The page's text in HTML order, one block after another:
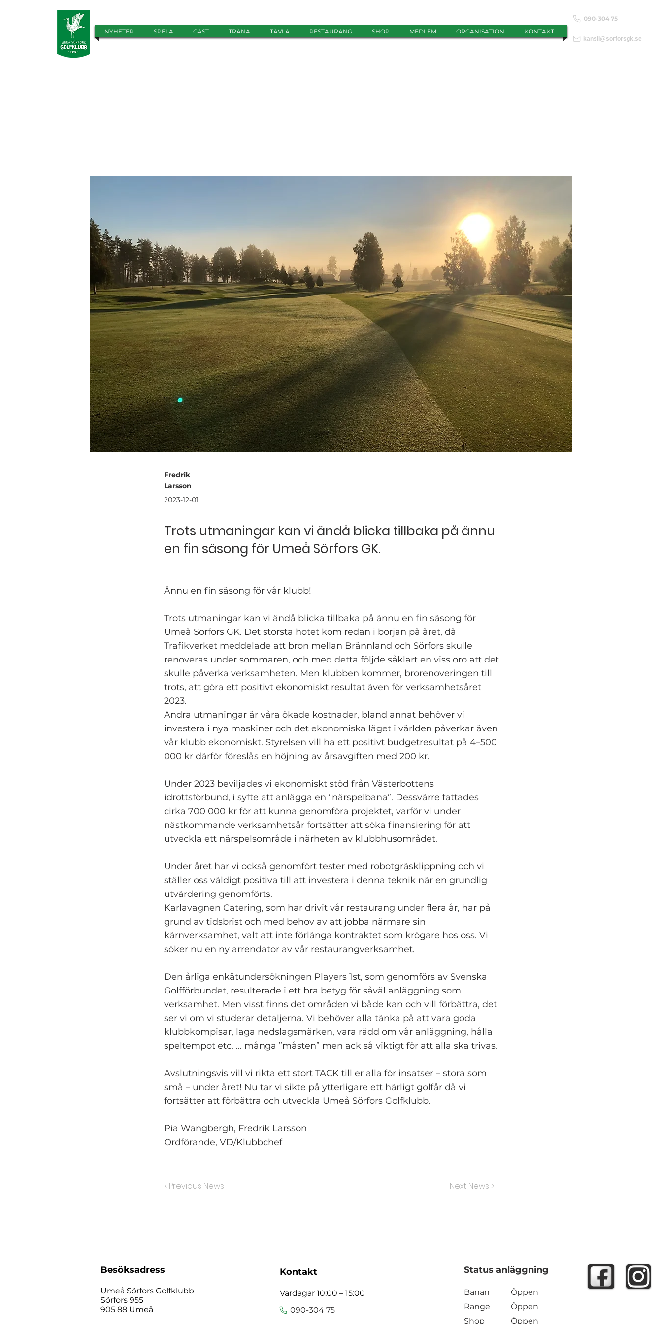
NYHETER SPELA GÄST TRÄNA TÄVLA RESTAURANG SHOP MEDLEM ORGANISATION KONTAKT
090-304 75
kansli@sorforsgk.se
Fredrik
Larsson
2023-12-01
Trots utmaningar kan vi ändå blicka tillbaka på ännu
en fin säsong för Umeå Sörfors GK.
Ännu en fin säsong för vår klubb!
Trots utmaningar kan vi ändå blicka tillbaka på ännu en fin säsong för
Umeå Sörfors GK. Det största hotet kom redan i början på året, då
Trafikverket meddelade att bron mellan Brännland och Sörfors skulle
renoveras under sommaren, och med detta följde såklart en viss oro att det
skulle påverka verksamheten. Men klubben kommer, brorenoveringen till
trots, att göra ett positivt ekonomiskt resultat även för verksamhetsåret
2023.
Andra utmaningar är våra ökade kostnader, bland annat behöver vi
investera i nya maskiner och det ekonomiska läget i världen påverkar även
vår klubb ekonomiskt. Styrelsen vill ha ett positivt budgetresultat på 4–500
000 kr därför föreslås en höjning av årsavgiften med 200 kr.
Under 2023 beviljades vi ekonomiskt stöd från Västerbottens
idrottsförbund, i syfte att anlägga en ”närspelbana”. Dessvärre fattades
cirka 700 000 kr för att kunna genomföra projektet, varför vi under
nästkommande verksamhetsår fortsätter att söka finansiering för att
utveckla ett närspelsområde i närheten av klubbhusområdet.
Under året har vi också genomfört tester med robotgräsklippning och vi
ställer oss väldigt positiva till att investera i denna teknik när en grundlig
utvärdering genomförts.
Karlavagnen Catering, som har drivit vår restaurang under flera år, har på
grund av tidsbrist och med behov av att jobba närmare sin
kärnverksamhet, valt att inte förlänga kontraktet som krögare hos oss. Vi
söker nu en ny arrendator av vår restaurangverksamhet.
Den årliga enkätundersökningen Players 1st, som genomförs av Svenska
Golfförbundet, resulterade i ett bra betyg för såväl anläggning som
verksamhet. Men visst finns det områden vi både kan och vill förbättra, det
ser vi om vi studerar detaljerna. Vi behöver alla tänka på att vara goda
klubbkompisar, laga nedslagsmärken, vara rädd om vår anläggning, hålla
speltempot etc. ... många ”måsten” men ack så viktigt för att alla ska trivas.
Avslutningsvis vill vi rikta ett stort TACK till er alla för insatser – stora som
små – under året! Nu tar vi sikte på ytterligare ett härligt golfår då vi
fortsätter att förbättra och utveckla Umeå Sörfors Golfklubb.
Pia Wangbergh, Fredrik Larsson
Ordförande, VD/Klubbchef
< Previous News Next News >
Besöksadress
Umeå Sörfors Golfklubb
Sörfors 955
905 88 Umeå
Kontakt
Vardagar 10:00 – 15:00
090-304 75
Status anläggning
Banan
Range
Shop
Öppen
Öppen
Öppen